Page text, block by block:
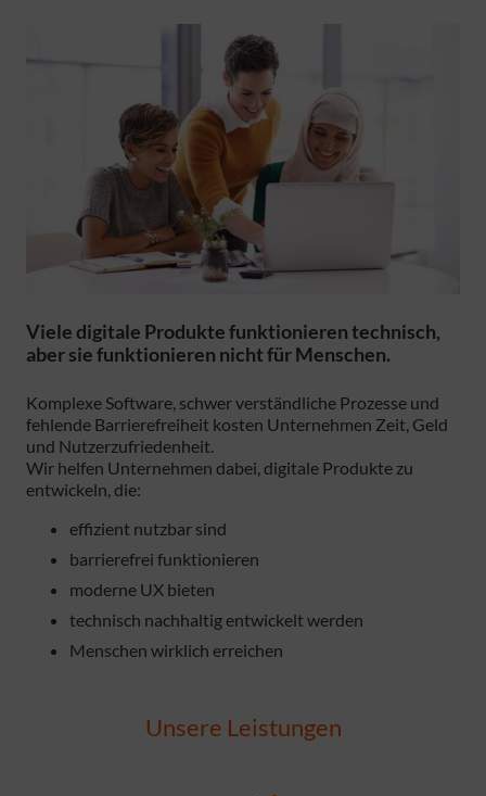
Viele digitale Produkte funktionieren technisch,
aber sie funktionieren nicht für Menschen.
Komplexe Software, schwer verständliche Prozesse und
fehlende Barrierefreiheit kosten Unternehmen Zeit, Geld
und Nutzerzufriedenheit.
Wir helfen Unternehmen dabei, digitale Produkte zu
entwickeln, die:
effizient nutzbar sind
barrierefrei funktionieren
moderne UX bieten
technisch nachhaltig entwickelt werden
Menschen wirklich erreichen
Unsere Leistungen